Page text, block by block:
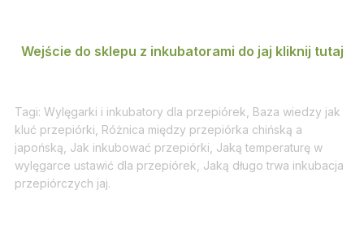
Wejście do sklepu z inkubatorami do jaj kliknij tutaj
Tagi: Wylęgarki i inkubatory dla przepiórek, Baza wiedzy jak
kluć przepiórki, Różnica między przepiórka chińską a
japońską, Jak inkubować przepiórki, Jaką temperaturę w
wylęgarce ustawić dla przepiórek, Jaką długo trwa inkubacja
przepiórczych jaj.